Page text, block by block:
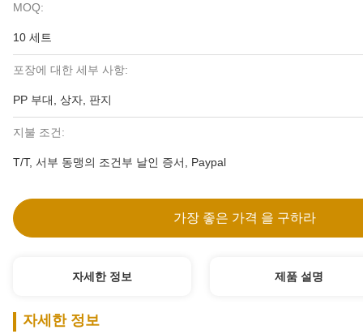
MOQ:
10 세트
포장에 대한 세부 사항:
PP 부대, 상자, 판지
지불 조건:
T/T, 서부 동맹의 조건부 날인 증서, Paypal
가장 좋은 가격 을 구하라
자세한 정보 제품 설명
자세한 정보